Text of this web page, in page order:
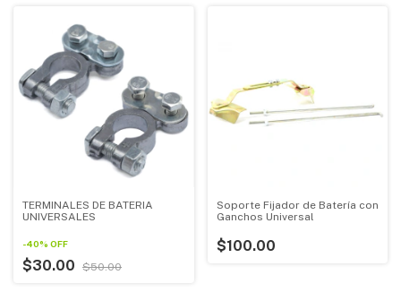
TERMINALES DE BATERIA
UNIVERSALES
-40% OFF
$30.00 $50.00
Soporte Fijador de Batería con
Ganchos Universal
$100.00